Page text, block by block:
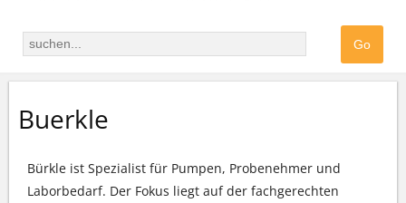
Buerkle
Bürkle ist Spezialist für Pumpen, Probenehmer und
Laborbedarf. Der Fokus liegt auf der fachgerechten